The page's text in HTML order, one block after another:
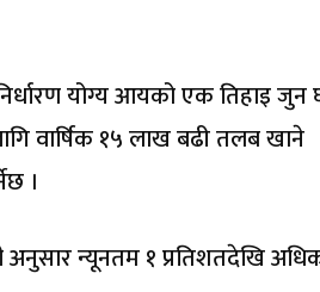
योग्य आयको एक तिहाइ जुन
वार्षिक १५ लाख बढी तलब खाने
।
अनुसार न्यूनतम १ प्रतिशतदेखि